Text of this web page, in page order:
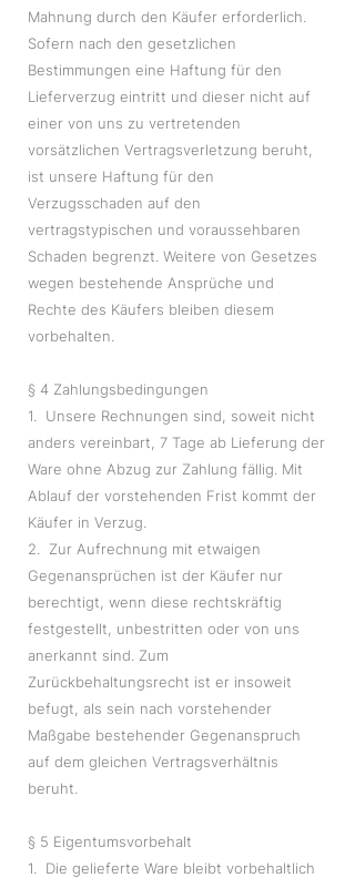
Mahnung durch den Käufer erforderlich.
Sofern nach den gesetzlichen
Bestimmungen eine Haftung für den
Lieferverzug eintritt und dieser nicht auf
einer von uns zu vertretenden
vorsätzlichen Vertragsverletzung beruht,
ist unsere Haftung für den
Verzugsschaden auf den
vertragstypischen und voraussehbaren
Schaden begrenzt. Weitere von Gesetzes
wegen bestehende Ansprüche und
Rechte des Käufers bleiben diesem
vorbehalten.
§ 4 Zahlungsbedingungen
1. Unsere Rechnungen sind, soweit nicht
anders vereinbart, 7 Tage ab Lieferung der
Ware ohne Abzug zur Zahlung fällig. Mit
Ablauf der vorstehenden Frist kommt der
Käufer in Verzug.
2. Zur Aufrechnung mit etwaigen
Gegenansprüchen ist der Käufer nur
berechtigt, wenn diese rechtskräftig
festgestellt, unbestritten oder von uns
anerkannt sind. Zum
Zurückbehaltungsrecht ist er insoweit
befugt, als sein nach vorstehender
Maßgabe bestehender Gegenanspruch
auf dem gleichen Vertragsverhältnis
beruht.
§ 5 Eigentumsvorbehalt
1. Die gelieferte Ware bleibt vorbehaltlich